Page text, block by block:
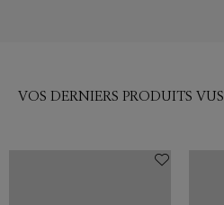
VOS DERNIERS PRODUITS VUS